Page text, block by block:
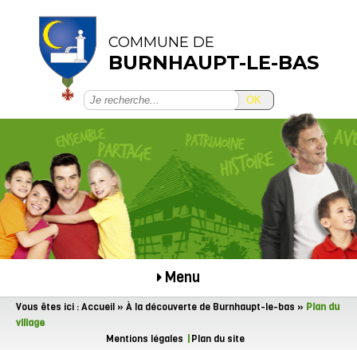
COMMUNE DE
BURNHAUPT-LE-BAS
OK
Menu
Vous êtes ici :Accueil » À la découverte de Burnhaupt-le-bas » Plan du
village
Mentions légales
Plan du site